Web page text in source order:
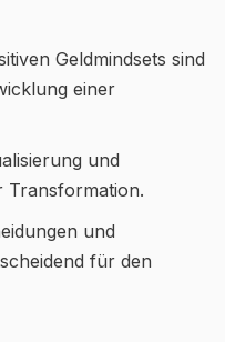
Geldmindsets sind
einer
und
Transformation.
und
für den